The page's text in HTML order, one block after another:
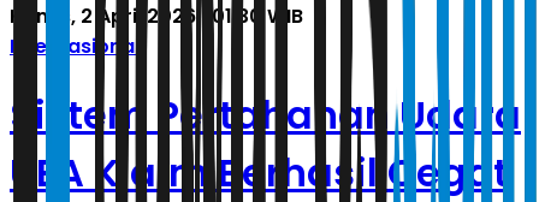
Kamis, 2 April 2026 | 01.30 WIB
Internasional
Sistem Pertahanan Udara
UEA Klaim Berhasil Cegat